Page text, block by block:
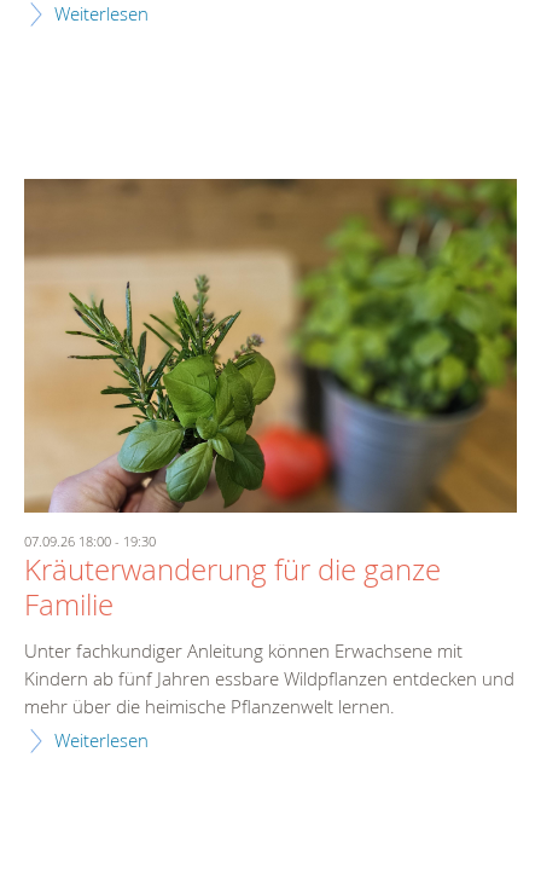
Weiterlesen
07.09.26 18:00 - 19:30
Kräuterwanderung für die ganze
Familie
Unter fachkundiger Anleitung können Erwachsene mit
Kindern ab fünf Jahren essbare Wildpflanzen entdecken und
mehr über die heimische Pflanzenwelt lernen.
Weiterlesen